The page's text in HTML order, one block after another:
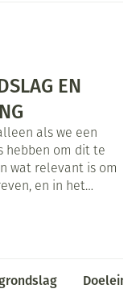
EN
als we een
hebben om dit te
wat relevant is om
en in het